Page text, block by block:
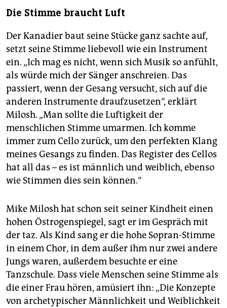
Die Stimme braucht Luft
Der Kanadier baut seine Stücke ganz sachte auf,
setzt seine Stimme liebevoll wie ein Instrument
ein. „Ich mag es nicht, wenn sich Musik so anfühlt,
als würde mich der Sänger anschreien. Das
passiert, wenn der Gesang versucht, sich auf die
anderen Instrumente draufzusetzen“, erklärt
Milosh. „Man sollte die Luftigkeit der
menschlichen Stimme umarmen. Ich komme
immer zum Cello zurück, um den perfekten Klang
meines Gesangs zu finden. Das Register des Cellos
hat all das – es ist männlich und weiblich, ebenso
wie Stimmen dies sein können.“
Mike Milosh hat schon seit seiner Kindheit einen
hohen Östrogenspiegel, sagt er im Gespräch mit
der taz. Als Kind sang er die hohe Sopran-Stimme
in einem Chor, in dem außer ihm nur zwei andere
Jungs waren, außerdem besuchte er eine
Tanzschule. Dass viele Menschen seine Stimme als
die einer Frau hören, amüsiert ihn: „Die Konzepte
von archetypischer Männlichkeit und Weiblichkeit